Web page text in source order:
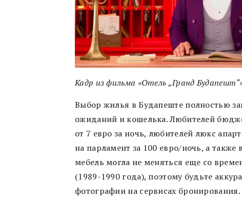
Кадр из фильма «Отель „Гранд
Выбор жилья в Будапеште полностью
ожиданий и кошелька. Любителей
от 7 евро за ночь, любителей люкс
на парламент за 100 евро/ночь, а также
мебель могла не меняться еще со
(1989-1990 года), поэтому будьте
фотографии на сервисах бронирования.